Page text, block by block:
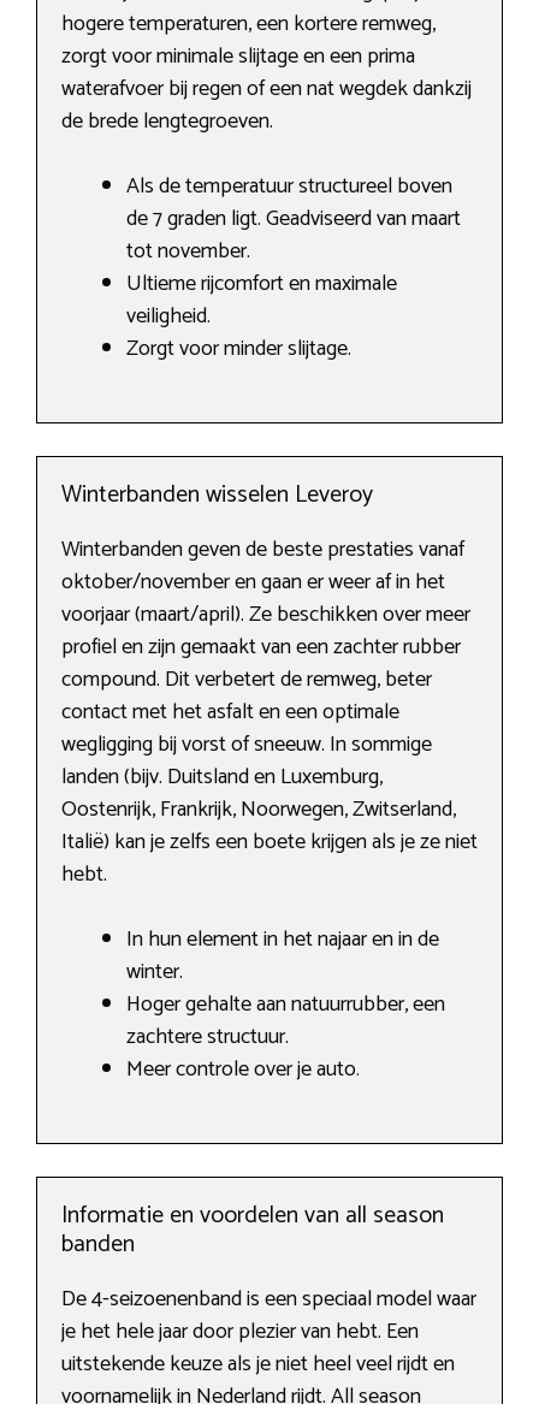
hogere temperaturen, een kortere remweg,
zorgt voor minimale slijtage en een prima
waterafvoer bij regen of een nat wegdek dankzij
de brede lengtegroeven.
Als de temperatuur structureel boven
de 7 graden ligt. Geadviseerd van maart
tot november.
Ultieme rijcomfort en maximale
veiligheid.
Zorgt voor minder slijtage.
Winterbanden wisselen Leveroy
Winterbanden geven de beste prestaties vanaf
oktober/november en gaan er weer af in het
voorjaar (maart/april). Ze beschikken over meer
profiel en zijn gemaakt van een zachter rubber
compound. Dit verbetert de remweg, beter
contact met het asfalt en een optimale
wegligging bij vorst of sneeuw. In sommige
landen (bijv. Duitsland en Luxemburg,
Oostenrijk, Frankrijk, Noorwegen, Zwitserland,
Italië) kan je zelfs een boete krijgen als je ze niet
hebt.
In hun element in het najaar en in de
winter.
Hoger gehalte aan natuurrubber, een
zachtere structuur.
Meer controle over je auto.
Informatie en voordelen van all season
banden
De 4-seizoenenband is een speciaal model waar
je het hele jaar door plezier van hebt. Een
uitstekende keuze als je niet heel veel rijdt en